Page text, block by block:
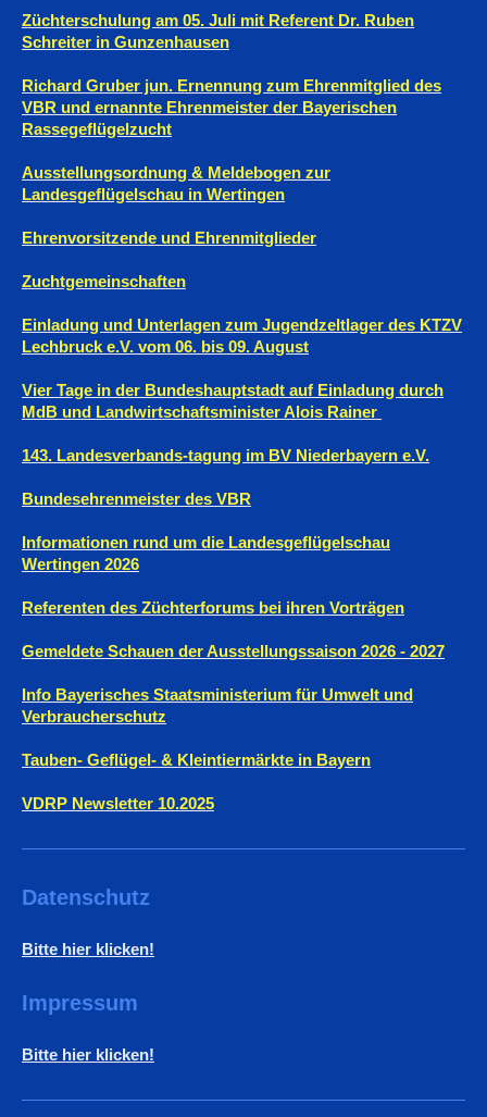
Züchterschulung am 05. Juli mit Referent Dr. Ruben
Schreiter in Gunzenhausen
Richard Gruber jun. Ernennung zum Ehrenmitglied des
VBR und ernannte Ehrenmeister der Bayerischen
Rassegeflügelzucht
Ausstellungsordnung & Meldebogen zur
Landesgeflügelschau in Wertingen
Ehrenvorsitzende und Ehrenmitglieder
Zuchtgemeinschaften
Einladung und Unterlagen zum Jugendzeltlager des KTZV
Lechbruck e.V. vom 06. bis 09. August
Vier Tage in der Bundeshauptstadt auf Einladung durch
MdB und Landwirtschaftsminister Alois Rainer
143. Landesverbands-tagung im BV Niederbayern e.V.
Bundesehrenmeister des VBR
Informationen rund um die Landesgeflügelschau
Wertingen 2026
Referenten des Züchterforums bei ihren Vorträgen
Gemeldete Schauen der Ausstellungssaison 2026 - 2027
Info Bayerisches Staatsministerium für Umwelt und
Verbraucherschutz
Tauben- Geflügel- & Kleintiermärkte in Bayern
VDRP Newsletter 10.2025
Datenschutz
Bitte hier klicken!
Impressum
Bitte hier klicken!